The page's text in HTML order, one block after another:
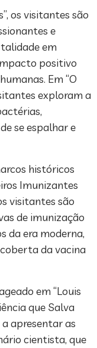
os visitantes são
e
em
positivo
Em “O
exploram a
se espalhar e
históricos
Imunizantes
visitantes são
de imunização
da era moderna,
da vacina
em “Louis
que Salva
a apresentar as
cientista, que